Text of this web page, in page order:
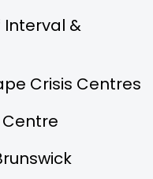
Interval &
Crisis Centres
Centre